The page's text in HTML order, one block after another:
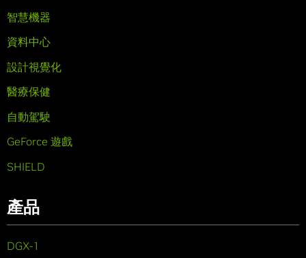
智慧機器
資料中心
設計視覺化
醫療保健
自動駕駛
GeForce 遊戲
SHIELD
產品
DGX-1